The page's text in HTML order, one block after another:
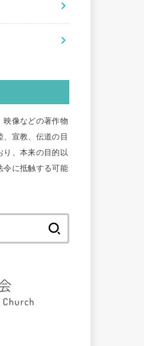
映像などの著作物
宣教、伝道の目
り、本来の目的以
令に抵触する可能